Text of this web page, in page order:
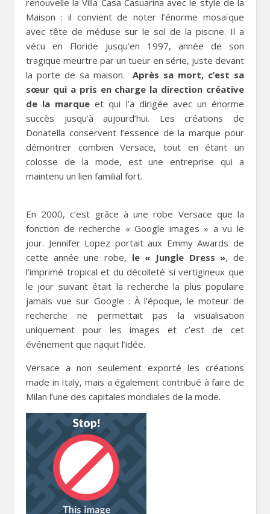
Maison : il convient de noter l’énorme mosaïque
avec tête de méduse sur le sol de la piscine. Il a
vécu en Floride jusqu’en 1997, année de son
tragique meurtre par un tueur en série, juste devant
la porte de sa maison.Après sa mort, c’est sa
sœur qui a pris en charge la direction créative
de la marque et qui l’a dirigée avec un énorme
succès jusqu’à aujourd’hui. Les créations de
Donatella conservent l’essence de la marque pour
démontrer combien Versace, tout en étant un
colosse de la mode, est une entreprise qui a
maintenu un lien familial fort.
En 2000, c’est grâce à une robe Versace que la
fonction de recherche « Google images » a vu le
jour. Jennifer Lopez portait aux Emmy Awards de
cette année une robe, le « Jungle Dress », de
l’imprimé tropical et du décolleté si vertigineux que
le jour suivant était la recherche la plus populaire
jamais vue sur Google : À l’époque, le moteur de
recherche ne permettait pas la visualisation
uniquement pour les images et c’est de cet
événement que naquit l’idée.
Versace a non seulement exporté les créations
made in Italy, mais a également contribué à faire de
Milan l’une des capitales mondiales de la mode.